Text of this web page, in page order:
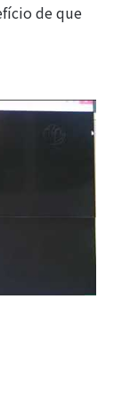
de que